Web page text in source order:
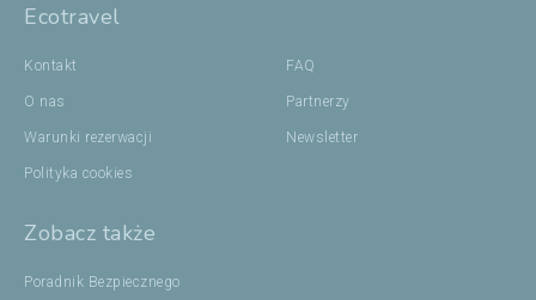
Ecotravel
Kontakt
O nas
Warunki rezerwacji
Polityka cookies
FAQ
Partnerzy
Newsletter
Zobacz także
Poradnik Bezpiecznego